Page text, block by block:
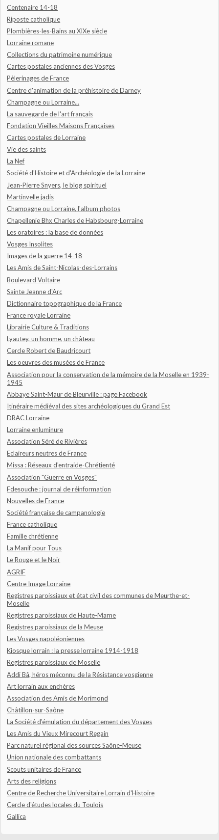
Centenaire 14-18
Riposte catholique
Plombières-les-Bains au XIXe siècle
Lorraine romane
Collections du patrimoine numérique
Cartes postales anciennes des Vosges
Pèlerinages de France
Centre d'animation de la préhistoire de Darney
Champagne ou Lorraine...
La sauvegarde de l'art français
Fondation Vieilles Maisons Françaises
Cartes postales de Lorraine
Vie des saints
La Nef
Société d'Histoire et d'Archéologie de la Lorraine
Jean-Pierre Snyers, le blog spirituel
Martinvelle jadis
Champagne ou Lorraine, l'album photos
Chapellenie Bhx Charles de Habsbourg-Lorraine
Les oratoires : la base de données
Vosges Insolites
Images de la guerre 14-18
Les Amis de Saint-Nicolas-des-Lorrains
Boulevard Voltaire
Sainte Jeanne d'Arc
Dictionnaire topographique de la France
France royale Lorraine
Librairie Culture & Traditions
Lyautey, un homme, un château
Cercle Robert de Baudricourt
Les oeuvres des musées de France
Association pour la conservation de la mémoire de la Moselle en 1939-
1945
Abbaye Saint-Maur de Bleurville : page Facebook
Itinéraire médiéval des sites archéologiques du Grand Est
DRAC Lorraine
Lorraine enluminure
Association Séré de Rivières
Eclaireurs neutres de France
Missa : Réseaux d'entraide-Chrétienté
Association "Guerre en Vosges"
Fdesouche : journal de réinformation
Nouvelles de France
Société française de campanologie
France catholique
Famille chrétienne
La Manif pour Tous
Le Rouge et le Noir
AGRIF
Centre Image Lorraine
Registres paroissiaux et état civil des communes de Meurthe-et-
Moselle
Registres paroissiaux de Haute-Marne
Registres paroissiaux de la Meuse
Les Vosges napoléoniennes
Kiosque lorrain : la presse lorraine 1914-1918
Registres paroissiaux de Moselle
Addi Bâ, héros méconnu de la Résistance vosgienne
Art lorrain aux enchères
Association des Amis de Morimond
Châtillon-sur-Saône
La Société d'émulation du département des Vosges
Les Amis du Vieux Mirecourt Regain
Parc naturel régional des sources Saône-Meuse
Union nationale des combattants
Scouts unitaires de France
Arts des religions
Centre de Recherche Universitaire Lorrain d'Histoire
Cercle d'études locales du Toulois
Gallica